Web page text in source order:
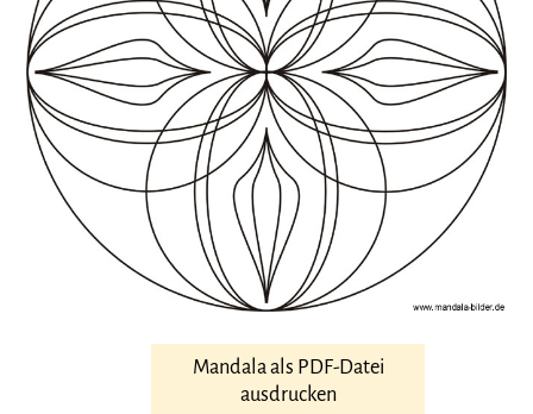
Mandala als PDF-Datei
ausdrucken